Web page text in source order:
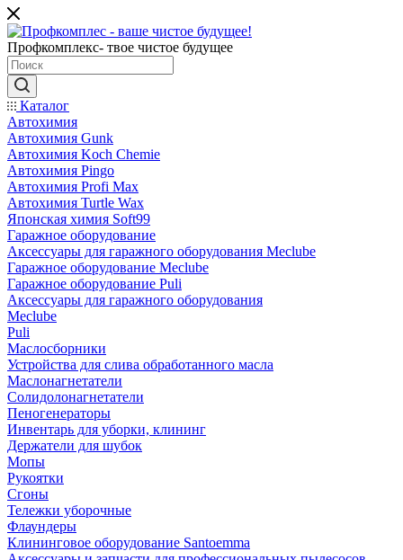
Профкомплекс- твое чистое будущее
Каталог
Автохимия
Автохимия Gunk
Автохимия Koch Chemie
Автохимия Pingo
Автохимия Profi Max
Автохимия Turtle Wax
Японская химия Soft99
Гаражное оборудование
Аксессуары для гаражного оборудования Meclube
Гаражное оборудование Meclube
Гаражное оборудование Puli
Аксессуары для гаражного оборудования
Meclube
Puli
Маслосборники
Устройства для слива обработанного масла
Маслонагнетатели
Солидолонагнетатели
Пеногенераторы
Инвентарь для уборки, клининг
Держатели для шубок
Мопы
Рукоятки
Сгоны
Тележки уборочные
Флаундеры
Клининговое оборудование Santoemma